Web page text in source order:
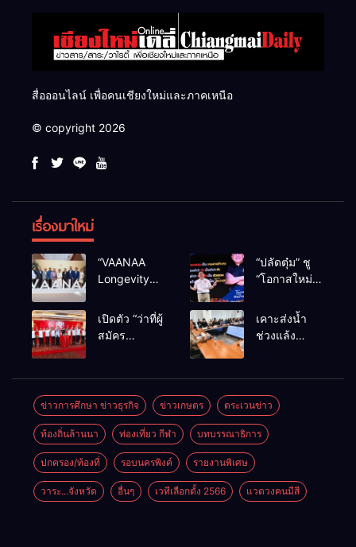
สื่อออนไลน์ เพื่อคนเชียงใหม่และภาคเหนือ
© copyright 2026
เรื่องมาใหม่
“VAANAA
Longevity
ศูนย์สุขภาพ
ไฮเอนต์ใหญ่
“ปลัดตุ๋ม” ชู
“โอกาสใหม่”
สู่ทางออก
ประเทศ ไม่ใช่
เปิดตัว “ว่าที่ผู้
สมัคร
เขตครบ ย้ำจะ
กลับมาทวง
เก้าอี้คืน
เคาะส่งน้ำ
ช่วงแล้ง
ลบ.ม. ให้
เกษตรกว่า 1
แสนไร่
ข่าวการศึกษา ข่าวธุรกิจ ข่าวเกษตร ตระเวนข่าว
ท้องถิ่นล้านนา ท่องเที่ยว กีฬา บทบรรณาธิการ
ปกครอง/ท้องที่ รอบนครพิงค์ รายงานพิเศษ
วาระ...จังหวัด อื่นๆ เวทีเลือกตั้ง 2566 แวดวงคนมีสี